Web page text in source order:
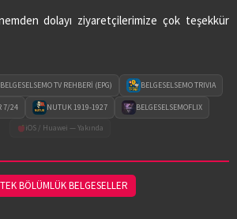
dolayı ziyaretçilerimize çok teşekkür
BELGESELSEMO TV REHBERİ (EPG) BELGESELSEMO TRIVIA
7/24 NUTUK 1919-1927
BELGESELSEMOFLIX
iOS / Huawei — Yakında
TEK BÖLÜMLÜK BELGESELLER